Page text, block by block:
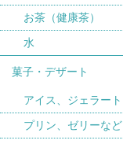
お茶（健康茶）
水
菓子・デザート
アイス、ジェラート
プリン、ゼリーなど